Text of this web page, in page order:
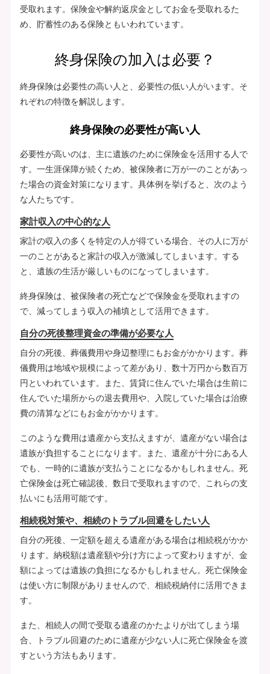
受取れます。保険金や解約返戻金としてお金を受取れるた
め、貯蓄性のある保険ともいわれています。
終身保険の加入は必要？
終身保険は必要性の高い人と、必要性の低い人がいます。そ
れぞれの特徴を解説します。
終身保険の必要性が高い人
必要性が高いのは、主に遺族のために保険金を活用する人で
す。一生涯保障が続くため、被保険者に万が一のことがあっ
た場合の資金対策になります。具体例を挙げると、次のよう
な人たちです。
家計収入の中心的な人
家計の収入の多くを特定の人が得ている場合、その人に万が
一のことがあると家計の収入が激減してしまいます。する
と、遺族の生活が厳しいものになってしまいます。
終身保険は、被保険者の死亡などで保険金を受取れますの
で、減ってしまう収入の補填として活用できます。
自分の死後整理資金の準備が必要な人
自分の死後、葬儀費用や身辺整理にもお金がかかります。葬
儀費用は地域や規模によって差があり、数十万円から数百万
円といわれています。また、賃貸に住んでいた場合は生前に
住んでいた場所からの退去費用や、入院していた場合は治療
費の清算などにもお金がかかります。
このような費用は遺産から支払えますが、遺産がない場合は
遺族が負担することになります。また、遺産が十分にある人
でも、一時的に遺族が支払うことになるかもしれません。死
亡保険金は死亡確認後、数日で受取れますので、これらの支
払いにも活用可能です。
相続税対策や、相続のトラブル回避をしたい人
自分の死後、一定額を超える遺産がある場合は相続税がかか
ります。納税額は遺産額や分け方によって変わりますが、金
額によっては遺族の負担になるかもしれません。死亡保険金
は使い方に制限がありませんので、相続税納付に活用できま
す。
また、相続人の間で受取る遺産のかたよりが出てしまう場
合、トラブル回避のために遺産が少ない人に死亡保険金を渡
すという方法もあります。